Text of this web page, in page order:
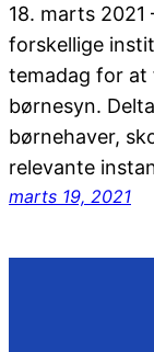
18. marts 2021
forskellige
temadag for
børnesyn.
børnehaver,
relevante
marts 19, 2021